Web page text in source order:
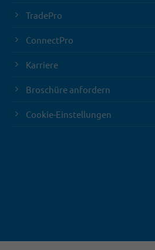
TradePro
ConnectPro
Karriere
Broschüre anfordern
Cookie-Einstellungen